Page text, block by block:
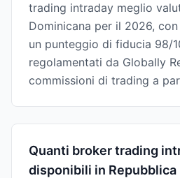
trading intraday meglio
Dominicana per il 2026,
un punteggio di fiducia 98/
regolamentati da Globally
commissioni di trading a
Quanti broker trading
disponibili in Repubblica